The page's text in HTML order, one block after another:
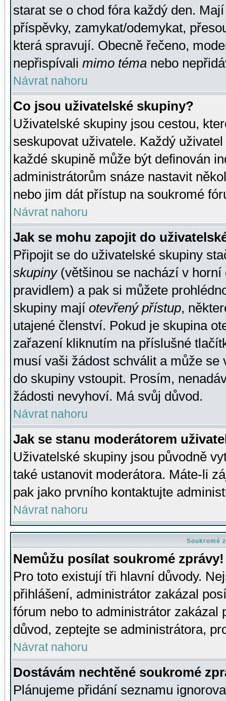
starat se o chod fóra každý den.
příspěvky, zamykat/odemykat,
která spravují. Obecně řečeno,
nepřispívali mimo téma nebo
Návrat nahoru
Co jsou uživatelské skupiny?
Uživatelské skupiny jsou cestou,
seskupovat uživatele. Každý
každé skupině může být definován
administrátorům snáze nastavit
nebo jim dát přístup na soukromé
Návrat nahoru
Jak se mohu zapojit do
Připojit se do uživatelské skupiny
skupiny(většinou se nachází v horní
pravidlem) a pak si můžete
skupiny mají otevřený přístup,
utajené členství. Pokud je skupina
zařazení kliknutím na příslušné
musí vaši žádost schválit a může se
do skupiny vstoupit. Prosím,
žádosti nevyhoví. Má svůj důvod.
Návrat nahoru
Jak se stanu moderátorem
Uživatelské skupiny jsou původně
také ustanovit moderátora. Máte-li
pak jako prvního kontaktujte
Návrat nahoru
Soukromé
Nemůžu posílat soukromé zprávy!
Pro toto existují tři hlavní důvody.
přihlášení, administrátor zakázal
fórum nebo to administrátor zakázal
důvod, zeptejte se administrátora,
Návrat nahoru
Dostávám nechtěné soukromé
Plánujeme přidání seznamu